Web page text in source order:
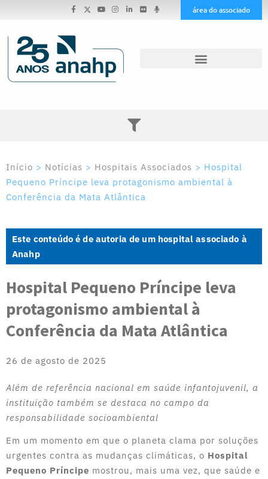
área do associado
Início > Notícias > Hospitais Associados > Hospital
Pequeno Príncipe leva protagonismo ambiental à
Conferência da Mata Atlântica
Este conteúdo é de autoria de um hospital associado à
Anahp
Hospital Pequeno Príncipe leva
protagonismo ambiental à
Conferência da Mata Atlântica
26 de agosto de 2025
Além de referência nacional em saúde infantojuvenil, a
instituição também se destaca no campo da
responsabilidade socioambiental
Em um momento em que o planeta clama por soluções
urgentes contra as mudanças climáticas, o Hospital
Pequeno Príncipe mostrou, mais uma vez, que saúde e